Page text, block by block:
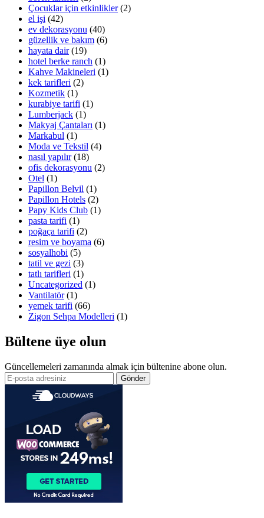
Çocuklar için etkinlikler(2)
el işi (42)
ev dekorasyonu (40)
güzellik ve bakım (6)
hayata dair(19)
hotel berke ranch (1)
Kahve Makineleri (1)
kek tarifleri (2)
Kozmetik (1)
kurabiye tarifi (1)
Lumberjack (1)
Makyaj Çantaları (1)
Markabul (1)
Moda ve Tekstil (4)
nasıl yapılır(18)
ofis dekorasyonu (2)
Otel (1)
Papillon Belvil (1)
Papillon Hotels (2)
Papy Kids Club (1)
pasta tarifi (1)
poğaça tarifi (2)
resim ve boyama (6)
sosyalhobi (5)
tatil ve gezi (3)
tatlı tarifleri (1)
Uncategorized (1)
Vantilatör(1)
yemek tarifi (66)
Zigon Sehpa Modelleri (1)
Bültene üye olun
Güncellemeleri zamanında almak için bültenine abone olun.